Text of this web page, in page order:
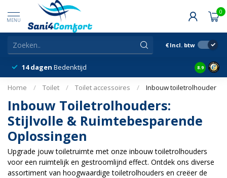
MENU
0
€ Incl. btw
14 dagen Bedenktijd Snelle
8.9
Home / Toilet / Toilet accessoires / Inbouw toiletrolhouder
Inbouw Toiletrolhouders:
Stijlvolle & Ruimtebesparende
Oplossingen
Upgrade jouw toiletruimte met onze inbouw toiletrolhouders
voor een ruimtelijk en gestroomlijnd effect. Ontdek ons diverse
assortiment van hoogwaardige toiletrolhouders en creëer de